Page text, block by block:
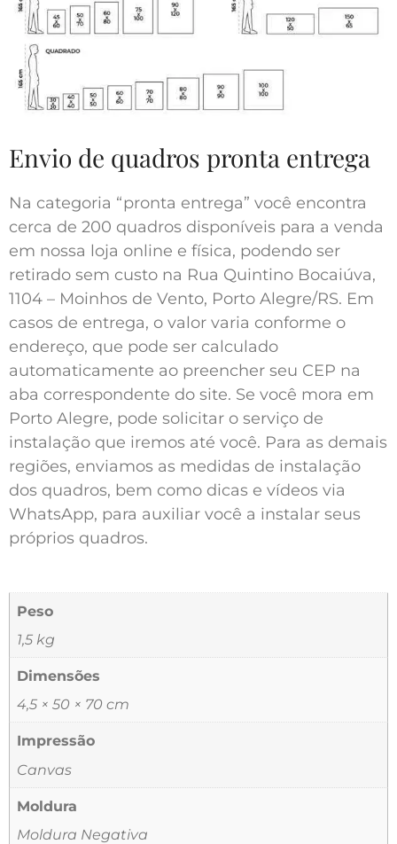
Envio de quadros pronta entrega
Na categoria “pronta entrega” você encontra
cerca de 200 quadros disponíveis para a venda
em nossa loja online e física, podendo ser
retirado sem custo na Rua Quintino Bocaiúva,
1104 – Moinhos de Vento, Porto Alegre/RS. Em
casos de entrega, o valor varia conforme o
endereço, que pode ser calculado
automaticamente ao preencher seu CEP na
aba correspondente do site. Se você mora em
Porto Alegre, pode solicitar o serviço de
instalação que iremos até você. Para as demais
regiões, enviamos as medidas de instalação
dos quadros, bem como dicas e vídeos via
WhatsApp, para auxiliar você a instalar seus
próprios quadros.
Peso
1,5 kg
Dimensões
4,5 × 50 × 70 cm
Impressão
Canvas
Moldura
Moldura Negativa